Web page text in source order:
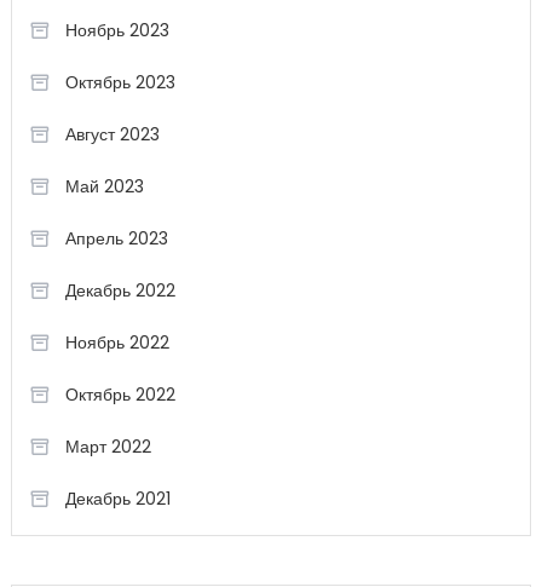
Ноябрь 2023
Октябрь 2023
Август 2023
Май 2023
Апрель 2023
Декабрь 2022
Ноябрь 2022
Октябрь 2022
Март 2022
Декабрь 2021